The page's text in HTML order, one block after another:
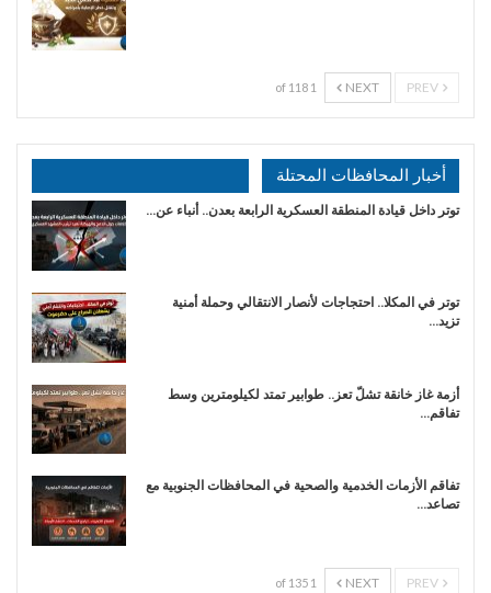
NEXT
1 of 118
أخبار المحافظات المحتلة
توتر داخل قيادة المنطقة العسكرية الرابعة بعدن.. أنباء عن…
توتر في المكلا.. احتجاجات لأنصار الانتقالي وحملة أمنية
تزيد…
أزمة غاز خانقة تشلّ تعز.. طوابير تمتد لكيلومترين وسط
تفاقم…
تفاقم الأزمات الخدمية والصحية في المحافظات الجنوبية مع
تصاعد…
NEXT
1 of 135